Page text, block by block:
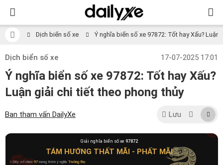
Dịch biển số xe Ý nghĩa biển số xe 97872: Tốt hay Xấu?
Dịch biển số xe 17-07-2025 17:01
Ý nghĩa biển số xe 97872: Tốt hay Xấu?
Luận giải chi tiết theo phong thủy
Ban tham vấn DailyXe Lưu
Giải nghĩa biển số xe 97872
TÁM HƯỚNG THẤT MÃI - PHẤT MÃI
» Dãy số chứa97 mang thêm ý nghĩa Trường thọ.